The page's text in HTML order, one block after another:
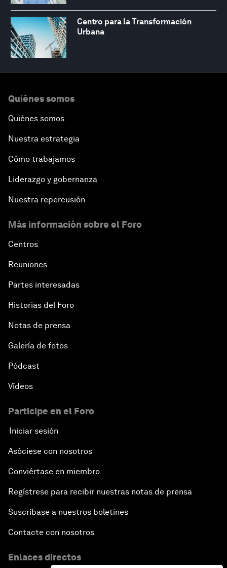
Centro para la Transformación
Urbana
Quiénes somos
Quiénes somos
Nuestra estrategia
Cómo trabajamos
Liderazgo y gobernanza
Nuestra repercusión
Más información sobre el Foro
Centros
Reuniones
Partes interesadas
Historias del Foro
Notas de prensa
Galería de fotos
Pódcast
Vídeos
Participe en el Foro
Iniciar sesión
Asóciese con nosotros
Conviértase en miembro
Regístrese para recibir nuestras notas de prensa
Suscríbase a nuestros boletines
Contacte con nosotros
Enlaces directos